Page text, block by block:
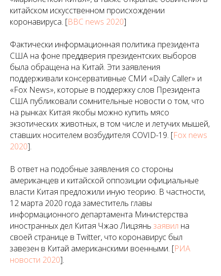
китайском искусственном происхождении
коронавируса. [BBC news 2020]
Фактически информационная политика президента
США на фоне преддверия президентских выборов
была обращена на Китай. Эти заявления
поддерживали консервативные СМИ «Daily Caller» и
«Fox News», которые в поддержку слов Президента
США публиковали сомнительные новости о том, что
на рынках Китая якобы можно купить мясо
экзотических животных, в том числе и летучих мышей,
ставших носителем возбудителя COVID-19. [Fox news
2020].
В ответ на подобные заявления со стороны
американцев и китайской оппозиции официальные
власти Китая предложили иную теорию. В частности,
12 марта 2020 года заместитель главы
информационного департамента Министерства
иностранных дел Китая Чжао Лицзянь заявил на
своей странице в Twitter, что коронавирус был
завезен в Китай американскими военными. [РИА
новости 2020].